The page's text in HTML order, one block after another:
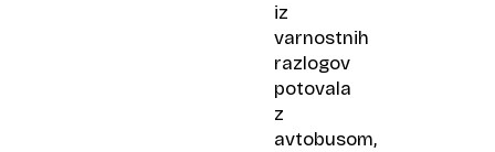
iz
varnostnih
razlogov
potovala
z
avtobusom,